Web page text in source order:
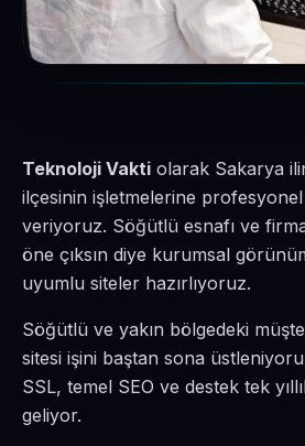
Teknoloji Vakti olarak Sakarya
ilçesinin işletmelerine profesyonel
veriyoruz. Söğütlü esnafı ve
öne çıksın diye kurumsal
uyumlu siteler hazırlıyoruz.
Söğütlü ve yakın bölgedeki
sitesi işini baştan sona
SSL, temel SEO ve destek tek
geliyor.